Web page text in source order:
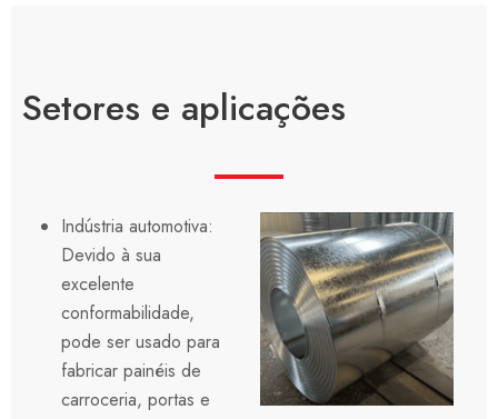
Setores e aplicações
Indústria automotiva:
Devido à sua
excelente
conformabilidade,
pode ser usado para
fabricar painéis de
carroceria, portas e